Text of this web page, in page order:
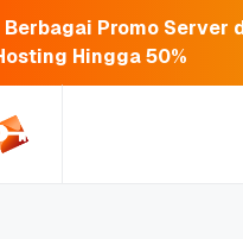
Berbagai Promo Server
Hingga 50%